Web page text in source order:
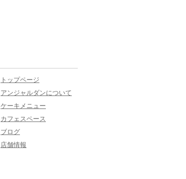
トップページ
アンジャルダンについて
ケーキメニュー
カフェスペース
ブログ
店舗情報